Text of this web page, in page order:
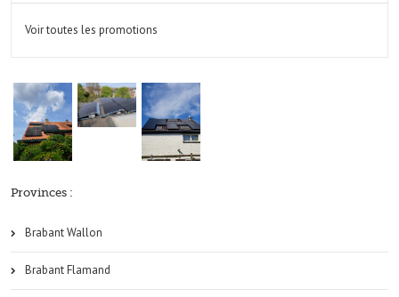
Voir toutes les promotions
Provinces :
Brabant Wallon
Brabant Flamand